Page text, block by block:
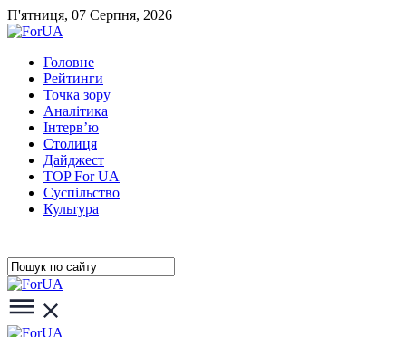
П'ятниця, 07 Серпня, 2026
Головне
Рейтинги
Точка зору
Аналітика
Інтерв’ю
Столиця
Дайджест
TOP For UA
Суспiльство
Культура